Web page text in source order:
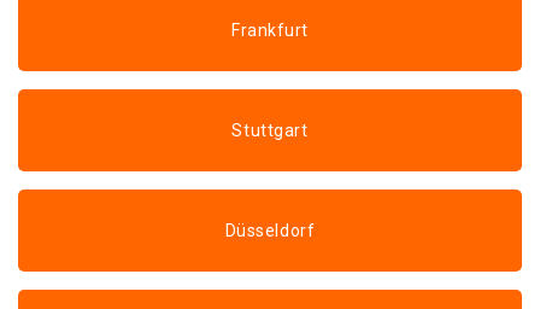
Frankfurt
Stuttgart
Düsseldorf